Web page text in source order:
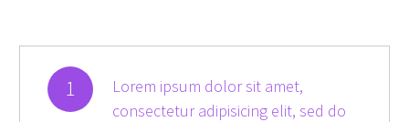
1
Lorem ipsum dolor sit amet,
consectetur adipisicing elit, sed do